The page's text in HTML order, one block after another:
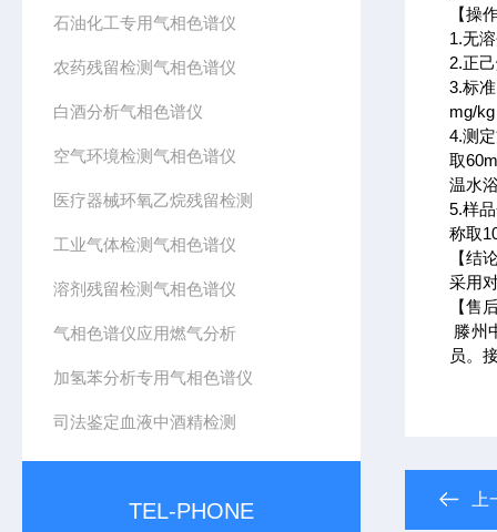
石油化工专用气相色谱仪
农药残留检测气相色谱仪
白酒分析气相色谱仪
空气环境检测气相色谱仪
医疗器械环氧乙烷残留检测
工业气体检测气相色谱仪
溶剂残留检测气相色谱仪
气相色谱仪应用燃气分析
加氢苯分析专用气相色谱仪
司法鉴定血液中酒精检测
TEL-PHONE
【操
1.无
2.正
3.标
mg/
4.测
取
温水
5.样
称取
【结
采用
【售
滕州
员。